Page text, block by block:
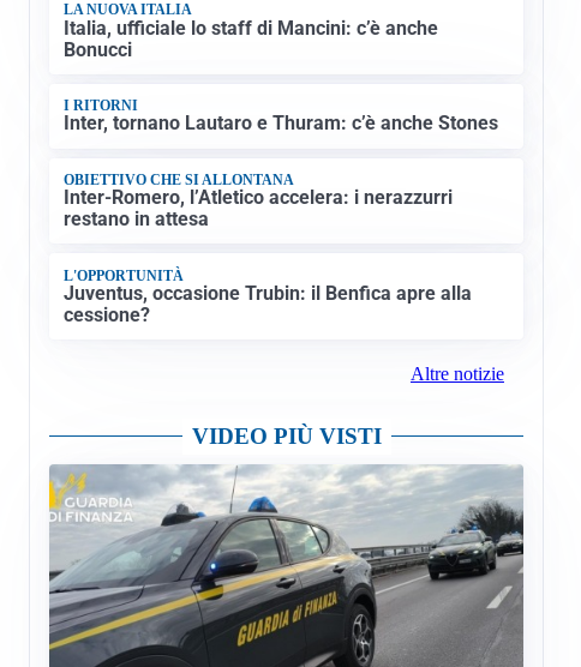
LA NUOVA ITALIA
Italia, ufficiale lo staff di Mancini: c’è anche
Bonucci
I RITORNI
Inter, tornano Lautaro e Thuram: c’è anche Stones
OBIETTIVO CHE SI ALLONTANA
Inter-Romero, l’Atletico accelera: i nerazzurri
restano in attesa
L'OPPORTUNITÀ
Juventus, occasione Trubin: il Benfica apre alla
cessione?
Altre notizie
VIDEO PIÙ VISTI